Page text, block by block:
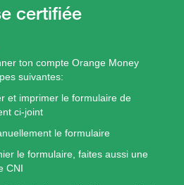
ton compte Orange Money
suivantes:
et imprimer le formulaire de
ci-joint
le formulaire
le formulaire, faites aussi une
CNI